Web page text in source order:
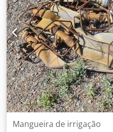
Mangueira de irrigação